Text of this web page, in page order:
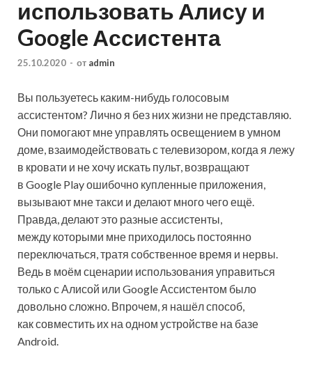
использовать Алису и
Google Ассистента
25.10.2020 - от admin
Вы пользуетесь каким-нибудь голосовым
ассистентом? Лично я без них жизни не представляю.
Они помогают мне управлять освещением в умном
доме, взаимодействовать с телевизором, когда я лежу
в кровати и не хочу искать пульт, возвращают
в Google Play ошибочно купленные приложения,
вызывают мне такси и делают много чего ещё.
Правда, делают это разные ассистенты,
между которыми мне приходилось постоянно
переключаться, тратя собственное время и нервы.
Ведь в моём сценарии использования управиться
только с Алисой или Google Ассистентом было
довольно сложно. Впрочем, я нашёл способ,
как совместить их на одном устройстве на базе
Android.